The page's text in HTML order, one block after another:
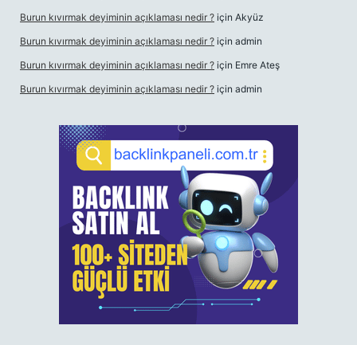
Burun kıvırmak deyiminin açıklaması nedir ? için Akyüz
Burun kıvırmak deyiminin açıklaması nedir ? için admin
Burun kıvırmak deyiminin açıklaması nedir ? için Emre Ateş
Burun kıvırmak deyiminin açıklaması nedir ? için admin